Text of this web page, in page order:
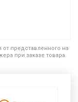
представленного на
при заказе товара.